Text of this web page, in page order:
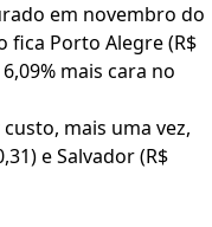
em novembro do
fica Porto Alegre (R$
mais cara no
mais uma vez,
e Salvador (R$